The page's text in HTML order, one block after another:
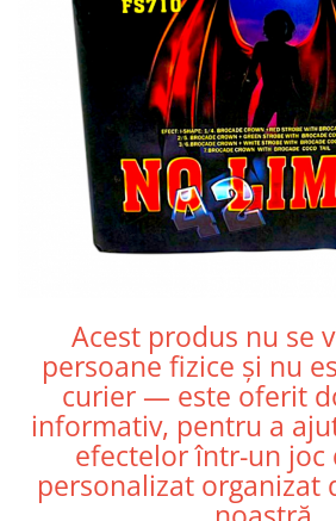
Acest produs nu se
persoane fizice și nu
curier — este oferit
informativ, pentru a
efectelor într-un joc
personalizat organizat